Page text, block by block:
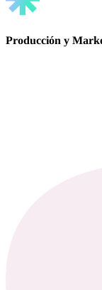
Producción y